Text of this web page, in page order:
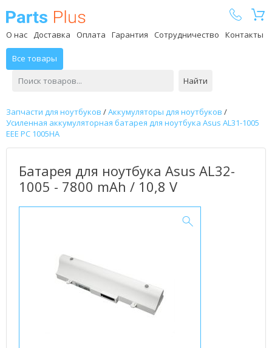
О нас Доставка Оплата Гарантия Сотрудничество Контакты
Все товары
Найти
Запчасти для ноутбуков /Аккумуляторы для ноутбуков /
Усиленная аккумуляторная батарея для ноутбука Asus AL31-1005
EEE PC 1005HA
Батарея для ноутбука Asus AL32-
1005 - 7800 mAh / 10,8 V